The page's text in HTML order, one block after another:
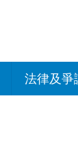
法律及爭